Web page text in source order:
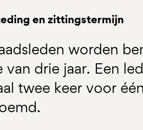
en zittingstermijn
worden
van drie jaar. Een
twee keer voor